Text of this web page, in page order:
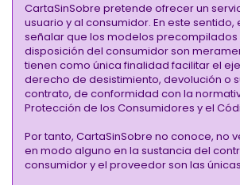
CartaSinSobre pretende ofrecer un
usuario y al consumidor. En este sentido,
señalar que los modelos precompilados
disposición del consumidor son
tienen como única finalidad facilitar el
derecho de desistimiento, devolución o
contrato, de conformidad con la
Protección de los Consumidores y el
Por tanto, CartaSinSobre no conoce, no
en modo alguno en la sustancia del
consumidor y el proveedor son las